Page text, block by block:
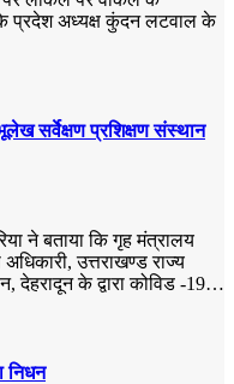
के प्रदेश अध्यक्ष कुंदन लटवाल के
सर्वेक्षण प्रशिक्षण संस्थान
ने बताया कि गृह मंत्रालय
उत्तराखण्ड राज्य
देहरादून के द्वारा कोविड -19…
निधन